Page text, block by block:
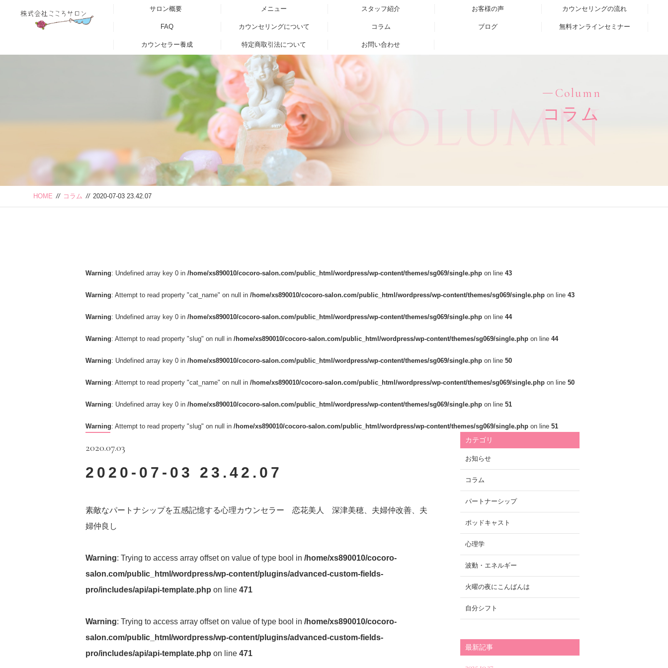
サロン概要 メニュー スタッフ紹介 お客様の声 カウンセリングの流れ
FAQ カウンセリングについて コラム ブログ 無料オンラインセミナー
カウンセラー養成 特定商取引法について お問い合わせ
Column
コラム
Column
HOME // コラム // 2020-07-03 23.42.07
Warning: Undefined array key 0 in /home/xs890010/cocoro-salon.com/public_html/wordpress/wp-content/themes/sg069/single.php on line 43
Warning: Attempt to read property "cat_name" on null in /home/xs890010/cocoro-salon.com/public_html/wordpress/wp-content/themes/sg069/single.php on line 43
Warning: Undefined array key 0 in /home/xs890010/cocoro-salon.com/public_html/wordpress/wp-content/themes/sg069/single.php on line 44
Warning: Attempt to read property "slug" on null in /home/xs890010/cocoro-salon.com/public_html/wordpress/wp-content/themes/sg069/single.php on line 44
Warning: Undefined array key 0 in /home/xs890010/cocoro-salon.com/public_html/wordpress/wp-content/themes/sg069/single.php on line 50
Warning: Attempt to read property "cat_name" on null in /home/xs890010/cocoro-salon.com/public_html/wordpress/wp-content/themes/sg069/single.php on line 50
Warning: Undefined array key 0 in /home/xs890010/cocoro-salon.com/public_html/wordpress/wp-content/themes/sg069/single.php on line 51
Warning: Attempt to read property "slug" on null in /home/xs890010/cocoro-salon.com/public_html/wordpress/wp-content/themes/sg069/single.php on line 51
2020.07.03
2020-07-03 23.42.07
素敵なパートナシップを五感記憶する心理カウンセラー 恋花美人 深津美穂、夫婦仲改善、夫
婦仲良し
Warning: Trying to access array offset on value of type bool in /home/xs890010/cocoro-
salon.com/public_html/wordpress/wp-content/plugins/advanced-custom-fields-
pro/includes/api/api-template.php on line 471
Warning: Trying to access array offset on value of type bool in /home/xs890010/cocoro-
salon.com/public_html/wordpress/wp-content/plugins/advanced-custom-fields-
pro/includes/api/api-template.php on line 471
カテゴリ
お知らせ
コラム
パートナーシップ
ポッドキャスト
心理学
波動・エネルギー
火曜の夜にこんばんは
自分シフト
最新記事